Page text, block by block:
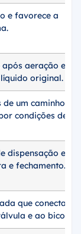
e favorece a
aeração em
original.
um caminho
condições de
dispensação e
e fechamento.
que conecta o
e ao bico.